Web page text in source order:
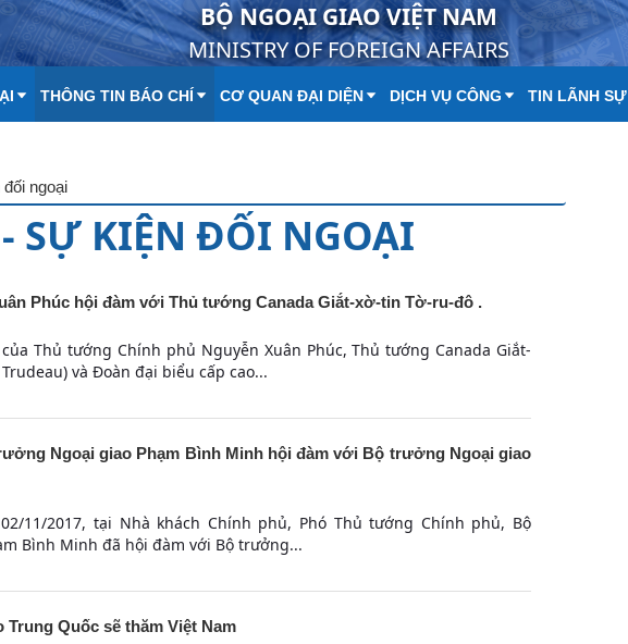
BỘ NGOẠI GIAO VIỆT NAM
MINISTRY OF FOREIGN AFFAIRS
THÔNG TIN BÁO CHÍ CƠ QUAN ĐẠI DIỆN DỊCH VỤ CÔNG TIN LÃNH SỰ
ngoại
SỰ KIỆN ĐỐI NGOẠI
Phúc hội đàm với Thủ tướng Canada Giắt-xờ-tin Tờ-ru-đô .
Thủ tướng Chính phủ Nguyễn Xuân Phúc, Thủ tướng Canada Giắt-
và Đoàn đại biểu cấp cao...
Ngoại giao Phạm Bình Minh hội đàm với Bộ trưởng Ngoại giao
11/2017, tại Nhà khách Chính phủ, Phó Thủ tướng Chính phủ, Bộ
Bình Minh đã hội đàm với Bộ trưởng...
Quốc sẽ thăm Việt Nam